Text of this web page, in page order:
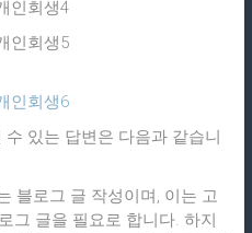
있는 답변은 다음과 같습니
블로그 글 작성이며, 이는 고
그 글을 필요로 합니다. 하지